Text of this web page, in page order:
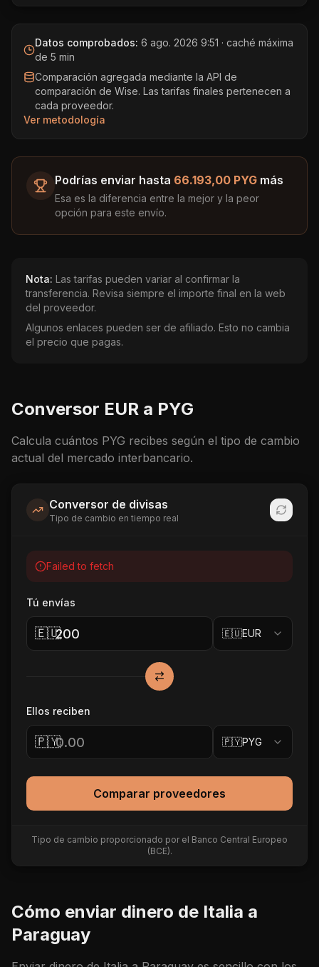
Datos comprobados: 6 ago. 2026 9:51 · caché máxima
de 5 min
Comparación agregada mediante la API de
comparación de Wise. Las tarifas finales pertenecen a
cada proveedor.
Ver metodología
Podrías enviar hasta 66.193,00 PYG más
Esa es la diferencia entre la mejor y la peor
opción para este envío.
Nota: Las tarifas pueden variar al confirmar la
transferencia. Revisa siempre el importe final en la web
del proveedor.
Algunos enlaces pueden ser de afiliado. Esto no cambia
el precio que pagas.
Conversor EUR a PYG
Calcula cuántos PYG recibes según el tipo de cambio
actual del mercado interbancario.
Conversor de divisas
Tipo de cambio en tiempo real
Failed to fetch
Tú envías
🇪🇺 🇪🇺EUR
Ellos reciben
🇵🇾 🇵🇾PYG
Comparar proveedores
Tipo de cambio proporcionado por el Banco Central Europeo
(BCE).
Cómo enviar dinero de Italia a
Paraguay